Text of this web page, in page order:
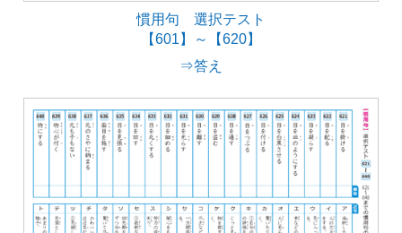
慣用句 選択テスト
【601】～【620】
⇒答え